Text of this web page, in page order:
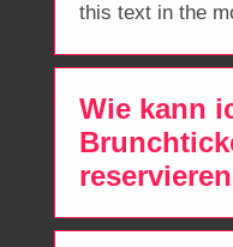
this text in the
Wie kann